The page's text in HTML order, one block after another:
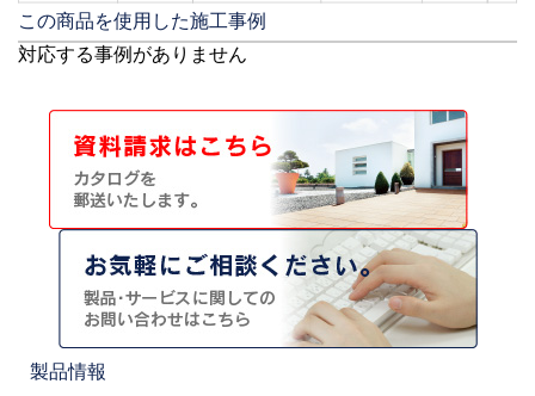
この商品を使用した施工事例
対応する事例がありません
製品情報